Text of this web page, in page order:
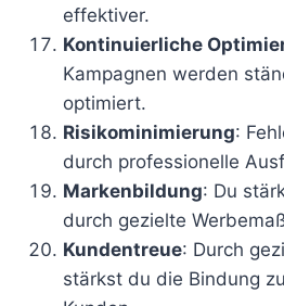
effektiver.
Kontinuierliche
Kampagnen werden
optimiert.
Risikominimierung:
durch professionelle
Markenbildung: Du
durch gezielte
Kundentreue: Durch
stärkst du die Bindung